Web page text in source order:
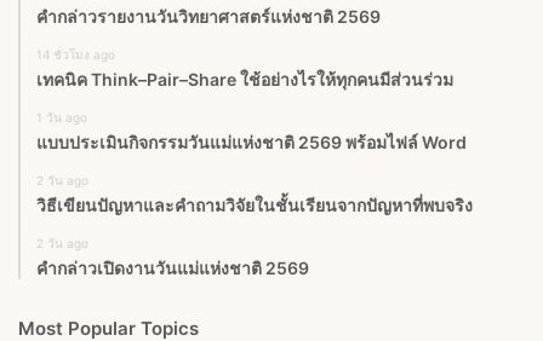
คำกล่าวรายงานวันวิทยาศาสตร์แห่งชาติ 2569
14 ชั่วโมง ago
เทคนิค Think–Pair–Share ใช้อย่างไรให้ทุกคนมีส่วนร่วม
1 วัน ago
แบบประเมินกิจกรรมวันแม่แห่งชาติ 2569 พร้อมไฟล์ Word
2 วัน ago
วิธีเขียนปัญหาและคำถามวิจัยในชั้นเรียนจากปัญหาที่พบจริง
2 วัน ago
คำกล่าวเปิดงานวันแม่แห่งชาติ 2569
Most Popular Topics